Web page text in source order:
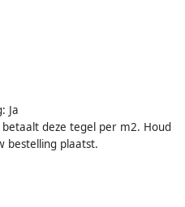
Ja
deze tegel per m2. Houd
bestelling plaatst.